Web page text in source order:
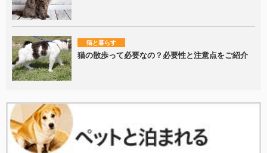
猫と暮らす
猫の散歩って必要なの？必要性と注意点をご紹介